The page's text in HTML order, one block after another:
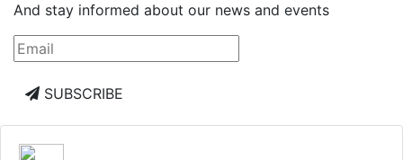
And stay informed about our news and events
SUBSCRIBE